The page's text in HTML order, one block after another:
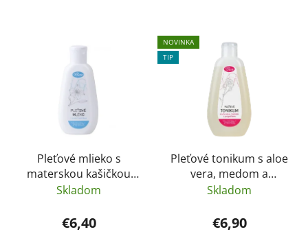
Pleťové mlieko s
materskou kašičkou
Pleva 110 g
Skladom
€6,40
NOVINKA
TIP
Pleťové tonikum s aloe
vera, medom a
propolisom Pleva 200
Skladom
€6,90